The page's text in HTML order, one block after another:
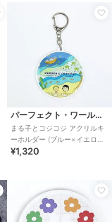
パーフェクト・ワールド・トーキョー
まる子とコジコジ アクリルキ
ーホルダー (ブルー×イエロー)
eHONTOMO
¥1,320